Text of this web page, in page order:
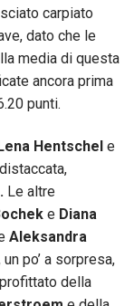
carpiato
dato che le
media di questa
ancora prima
punti.
Lena Hentschel e
Le altre
e Diana
Aleksandra
un po’ a sorpresa,
della